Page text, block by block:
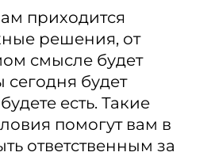
приходится
решения, от
смысле будет
сегодня будет
есть. Такие
помогут вам в
ответственным за